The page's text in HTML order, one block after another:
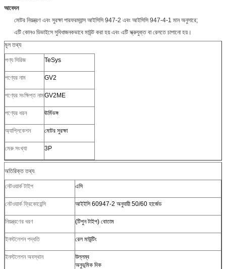
আবেদন
মোটর নিয়ন্ত্রণ এবং সুরক্ষা পারফরম্যান্স আইসিসি 947-2 এবং আইসিসি 947-4-1 মান অনুসারে;
এটি কোনও ডিভাইসে সুবিধাজনকভাবে মাউন্ট করা হয় এবং এটি স্ক্রুযুক্ত বা রেলতে চাপানো হয়।
মূল তথ্য
পণ্য সিরিজ TeSys
পণ্যের নাম GV2
পণ্যের সংক্ষিপ্ত নামGV2ME
পণ্যের ধরন ঊর্মিভঙ্গ
অ্যাপ্লিকেশন মোটর সুরক্ষা
মেরু সংখ্যা 3P
অতিরিক্ত তথ্য
নেটওয়ার্ক টাইপ এসি
নেটওয়ার্ক ফ্রিকোয়েন্সি আইইসি 60947-2 অনুযায়ী 50/60 হার্জেড
নিয়ন্ত্রণের ধরণ (টিপুন টাইপ) বোতাম
ইনস্টলেশন পদ্ধতি রেল মাউন্টিং
ইনস্টলেশন অবস্থান
উল্লম্ব
অনুভূমিক দিক